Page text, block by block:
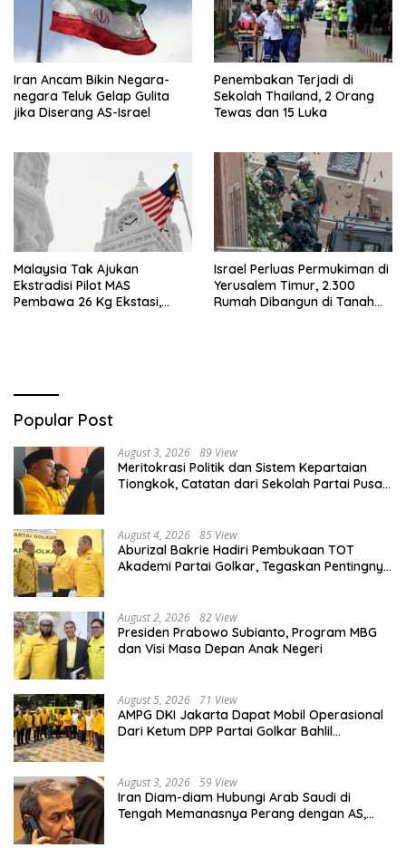
Iran Ancam Bikin Negara-
negara Teluk Gelap Gulita
jika Diserang AS-Israel
Penembakan Terjadi di
Sekolah Thailand, 2 Orang
Tewas dan 15 Luka
Malaysia Tak Ajukan
Ekstradisi Pilot MAS
Pembawa 26 Kg Ekstasi,
Israel Perluas Permukiman di
Yerusalem Timur, 2.300
Rumah Dibangun di Tanah
Popular Post
August 3, 2026 89 View
Meritokrasi Politik dan Sistem Kepartaian
Tiongkok, Catatan dari Sekolah Partai Pusat
August 4, 2026 85 View
Aburizal Bakrie Hadiri Pembukaan TOT
Akademi Partai Golkar, Tegaskan Pentingnya
August 2, 2026 82 View
Presiden Prabowo Subianto, Program MBG
dan Visi Masa Depan Anak Negeri
August 5, 2026 71 View
AMPG DKI Jakarta Dapat Mobil Operasional
Dari Ketum DPP Partai Golkar Bahlil
August 3, 2026 59 View
Iran Diam-diam Hubungi Arab Saudi di
Tengah Memanasnya Perang dengan AS,